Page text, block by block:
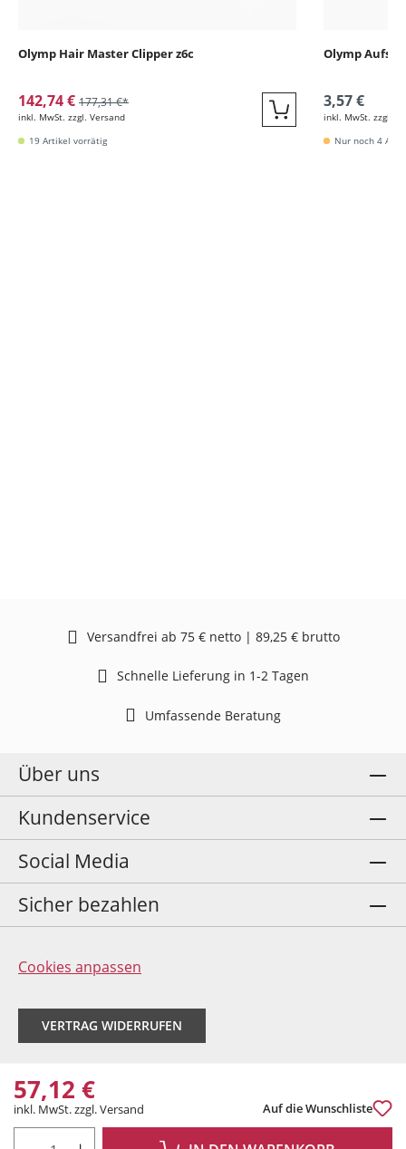
57,12 €
inkl. MwSt. zzgl. Versand Auf die Wunschliste
Olymp Hair Master Clipper z6c
142,74 € 177,31 €*
inkl. MwSt. zzgl. Versand Quickbuy
19 Artikel vorrätig
Olymp
3,57 €
inkl. MwSt. zzgl.
Nur noch 4
Versandfrei ab 75 € netto | 89,25 € brutto
Schnelle Lieferung in 1-2 Tagen
Umfassende Beratung
Über uns
Kundenservice
Social Media
Sicher bezahlen
Cookies anpassen
VERTRAG WIDERRUFEN